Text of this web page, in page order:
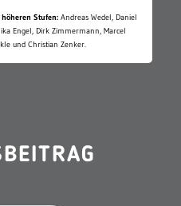
höheren Stufen: Andreas Wedel, Daniel
Engel, Dirk Zimmermann, Marcel
und Christian Zenker.